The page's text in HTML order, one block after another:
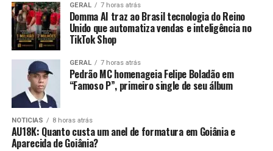
GERAL 7 horas atrás
Domma AI traz ao Brasil tecnologia do Reino
Unido que automatiza vendas e inteligência no
TikTok Shop
GERAL 7 horas atrás
Pedrão MC homenageia Felipe Boladão em
“Famoso P”, primeiro single de seu álbum
NOTICIAS 8 horas atrás
AU18K: Quanto custa um anel de formatura em Goiânia e
Aparecida de Goiânia?